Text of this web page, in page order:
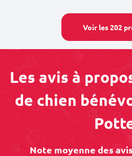
Voir les 202
Les avis à
de chien
Note moyenne des